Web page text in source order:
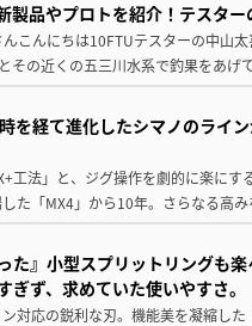
製品やプロトを紹介！テスター
こんにちは10FTUテスターの中山
その近くの五三川水系で釣果をあ
を経て進化したシマノのライ
工法」と、ジグ操作を劇的に楽にす
た「MX4」から10年。さらなる高
た』小型スプリットリングも
ぎず、求めていた使いやすさ。
対応の鋭利な刃。機能美を凝縮し